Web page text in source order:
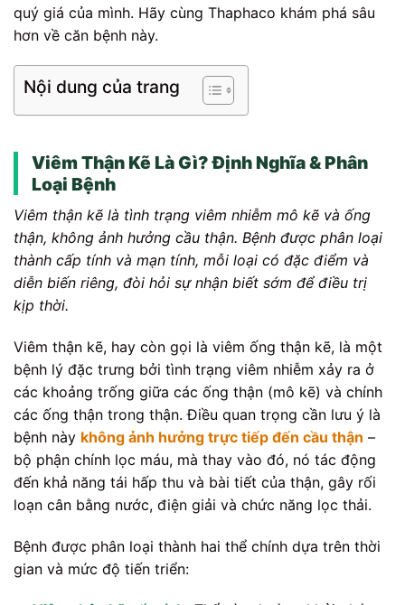
quý giá của mình. Hãy cùng Thaphaco khám phá sâu
hơn về căn bệnh này.
Nội dung của trang
Viêm Thận Kẽ Là Gì? Định Nghĩa & Phân
Loại Bệnh
Viêm thận kẽ là tình trạng viêm nhiễm mô kẽ và ống
thận, không ảnh hưởng cầu thận. Bệnh được phân loại
thành cấp tính và mạn tính, mỗi loại có đặc điểm và
diễn biến riêng, đòi hỏi sự nhận biết sớm để điều trị
kịp thời.
Viêm thận kẽ, hay còn gọi là viêm ống thận kẽ, là một
bệnh lý đặc trưng bởi tình trạng viêm nhiễm xảy ra ở
các khoảng trống giữa các ống thận (mô kẽ) và chính
các ống thận trong thận. Điều quan trọng cần lưu ý là
bệnh này không ảnh hưởng trực tiếp đến cầu thận –
bộ phận chính lọc máu, mà thay vào đó, nó tác động
đến khả năng tái hấp thu và bài tiết của thận, gây rối
loạn cân bằng nước, điện giải và chức năng lọc thải.
Bệnh được phân loại thành hai thể chính dựa trên thời
gian và mức độ tiến triển: